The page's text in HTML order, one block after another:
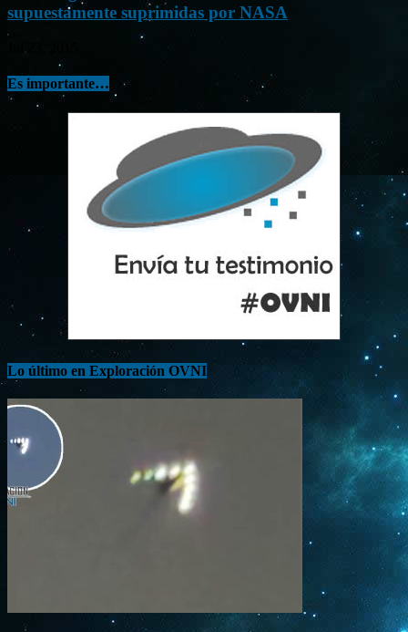
supuestamente suprimidas por NASA
Es importante…
Lo último en Exploración OVNI